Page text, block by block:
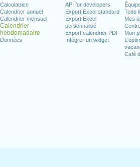
Calculatrice
Calendrier annuel
Calendrier mensuel
Calendrier
hebdomadaire
Données
API for developers
Export Excel standard
Export Excel
personnalisé
Export calendrier PDF
Intégrer un widget
Todo
Mes
Mon
Café